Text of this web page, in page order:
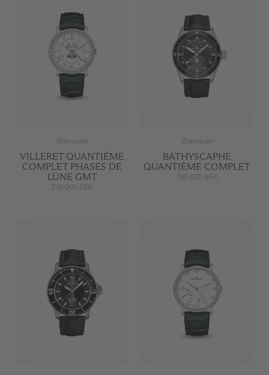
Blancpain
VILLERET QUANTIÈME
COMPLET PHASES DE
LUNE GMT
216 000 SEK
Blancpain
BATHYSCAPHE
QUANTIÈME COMPLET
199 600 SEK